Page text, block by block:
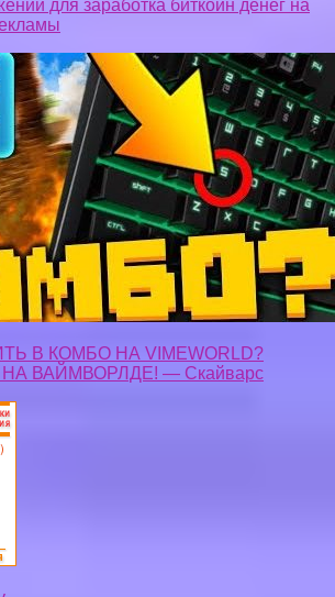
для заработка биткоин денег на
В КОМБО НА VIMEWORLD?
ВАЙМВОРЛДЕ! — Скайварс